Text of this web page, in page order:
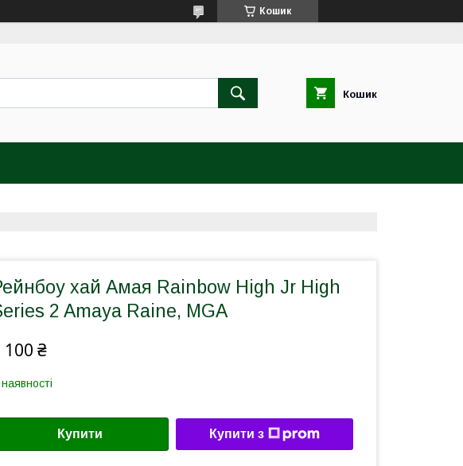
Кошик
Кошик
хай Амая Rainbow High Jr High
2 Amaya Raine, MGA
100 ₴
Купити Купити з